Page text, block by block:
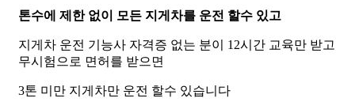
톤수에 제한 없이 모든 지게차를 운전 할수 있고
지게차 운전 기능사 자격증 없는 분이 12시간 교육만 받고
무시험으로 면허를 받으면
3톤 미만 지게차만 운전 할수 있습니다